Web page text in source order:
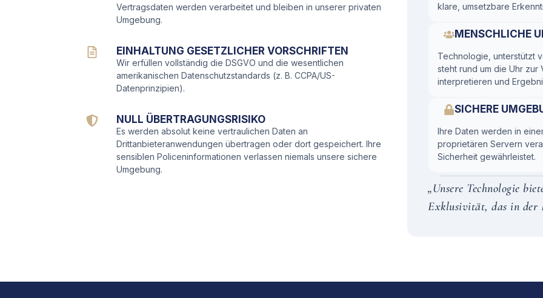
Vertragsdaten werden verarbeitet und bleiben in unserer privaten
Umgebung.
EINHALTUNG GESETZLICHER VORSCHRIFTEN
Wir erfüllen vollständig die DSGVO und die wesentlichen
amerikanischen Datenschutzstandards (z. B. CCPA/US-
Datenprinzipien).
NULL ÜBERTRAGUNGSRISIKO
Es werden absolut keine vertraulichen Daten an
Drittanbieteranwendungen übertragen oder dort gespeichert. Ihre
sensiblen Policeninformationen verlassen niemals unsere sichere
Umgebung.
klare, umsetzbare
MENSCHLICHE
Technologie, unterstützt
steht rund um die Uhr
interpretieren und
SICHERE
Ihre Daten werden in
proprietären Servern
Sicherheit gewährleistet.
„Unsere Technologie
Exklusivität, das in der